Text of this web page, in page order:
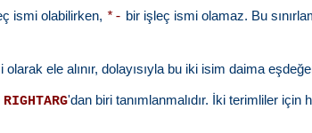
ismi olabilirken, *- bir işleç ismi olamaz. Bu
olarak ele alınır, dolayısıyla bu iki isim daima
RIGHTARG'dan biri tanımlanmalıdır. İki terimliler için